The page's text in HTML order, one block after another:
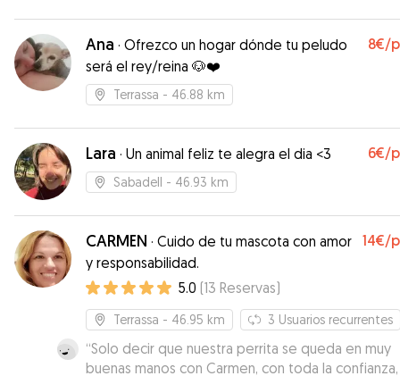
Ana · Ofrezco un hogar dónde tu peludo
será el rey/reina 🐶❤️
8€/
Terrassa - 46.88 km
Lara · Un animal feliz te alegra el dia <3 6€/
Sabadell - 46.93 km
CARMEN · Cuido de tu mascota con amor
y responsabilidad.
14€/
5.0 (13 Reservas)
Terrassa - 46.95 km 3 Usuarios recurrentes
“Solo decir que nuestra perrita se queda en muy
buenas manos con Carmen, con toda la confianza,